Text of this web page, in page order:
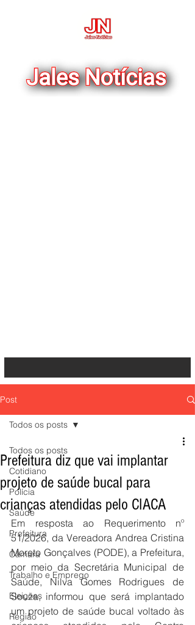
Post
Todos os posts
Cotidiano
Polícia
Saúde
Prefeitura
Câmara
Trabalho e Emprego
Eleições
Região
Todos os posts
Prefeitura diz que vai implantar
projeto de saúde bucal para
crianças atendidas pelo CIACA
Em resposta ao Requerimento nº
51/2026, da Vereadora Andrea Cristina
Moreto Gonçalves (PODE), a Prefeitura,
por meio da Secretária Municipal de
Saúde, Nilva Gomes Rodrigues de
Souza, informou que será implantado
um projeto de saúde bucal voltado às